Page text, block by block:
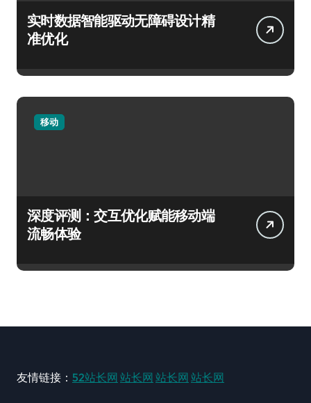
实时数据智能驱动无障碍设计精
准优化
移动
深度评测：交互优化赋能移动端
流畅体验
友情链接： 52站长网 站长网 站长网 站长网